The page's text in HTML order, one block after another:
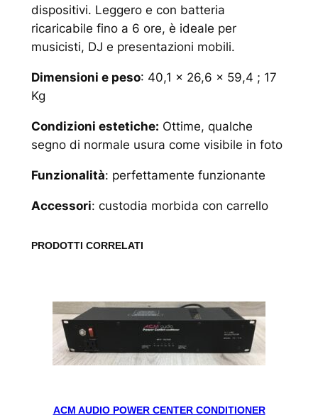
dispositivi. Leggero e con batteria
ricaricabile fino a 6 ore, è ideale per
musicisti, DJ e presentazioni mobili.
Dimensioni e peso: 40,1 x 26,6 x 59,4 ; 17
Kg
Condizioni estetiche: Ottime, qualche
segno di normale usura come visibile in foto
Funzionalità: perfettamente funzionante
Accessori: custodia morbida con carrello
PRODOTTI CORRELATI
ACM AUDIO POWER CENTER CONDITIONER